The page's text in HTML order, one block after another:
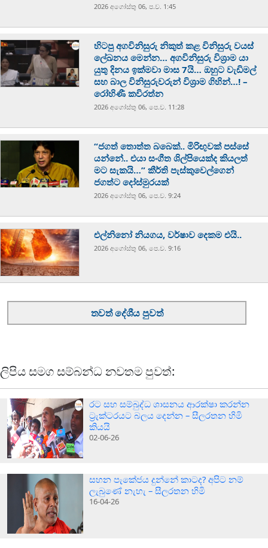
2026 අගෝස්‍තු 06, ප.ව. 1:45
හිටපු අගවිනිසුරු නිකුත් කළ විනිසුරු වයස්
ලේඛනය මෙන්න… අගවිනිසුරු විශ්‍රාම යා
යුතු දිනය ඉක්මවා මාස 7යි… ඔහුට වැඩිමල්
සහ බාල විනිසුරුවරුන් විශ්‍රාම ගිහින්…! –
රෝහිණී කවිරත්න
2026 අගෝස්‍තු 06, පෙ.ව. 11:28
“ජගත් තොත්ත බබෙක්.. මිරිඟුවක් පස්සේ
යන්නේ.. එයා සංගීත ශිල්පියෙක්ද කියලත්
මට සැකයි…” කීර්ති පැස්කුවෙල්ගෙන්
ජගත්ට දෝස්මුරයක්
2026 අගෝස්‍තු 06, පෙ.ව. 9:24
එල්නිනෝ නියගය, වර්ෂාව දෙකම එයි..
2026 අගෝස්‍තු 06, පෙ.ව. 9:16
තවත් දේශීය පුවත්
ලිපිය සමග සම්බන්ධ නවතම පුවත්:
රට සහ සම්බුද්ධ ශාසනය ආරක්ෂා කරන්න
ට්‍රැක්ටරයට බලය දෙන්න – සීලරතන හිමි
කියයි
02-06-26
සහන පැකේජය දුන්නේ කාටද? අපිට නම්
ලැබුණේ නැහැ – සීලරතන හිමි
16-04-26